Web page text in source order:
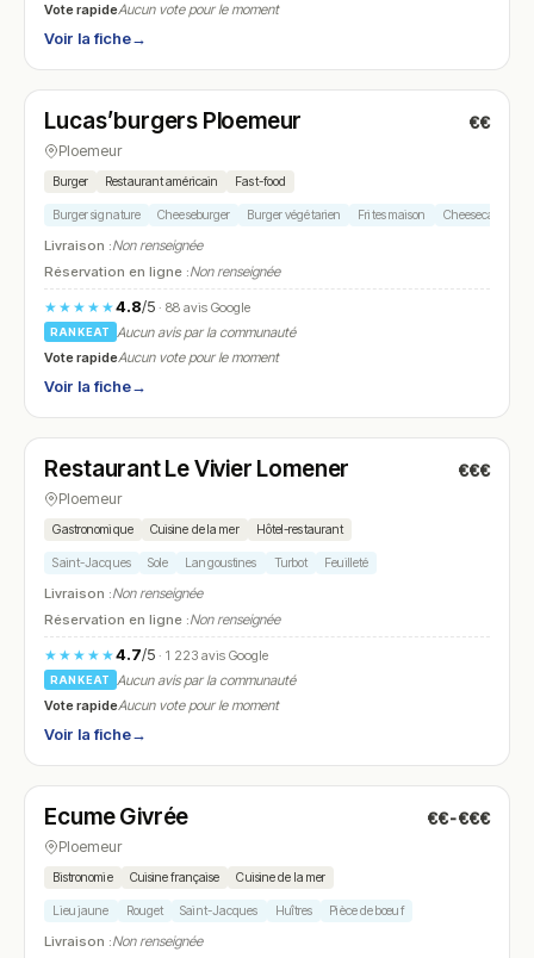
Vote rapideAucun vote pour le moment
Voir la fiche→
N° 10
Lucas’burgers Ploemeur €€
Ploemeur
Burger Restaurant américain Fast-food
Burger signature Cheeseburger Burger végétarien Frites maison Cheesecake
Livraison :Non renseignée
Réservation en ligne :Non renseignée
★★★★★4.8/5· 88 avis Google
RANKEAT
Aucun avis par la communauté
Vote rapideAucun vote pour le moment
Voir la fiche→
N° 11
Restaurant Le Vivier Lomener €€€
Ploemeur
Gastronomique Cuisine de la mer Hôtel-restaurant
Saint-Jacques Sole Langoustines Turbot Feuilleté
Livraison :Non renseignée
Réservation en ligne :Non renseignée
★★★★★4.7/5· 1 223 avis Google
RANKEAT
Aucun avis par la communauté
Vote rapideAucun vote pour le moment
Voir la fiche→
N° 12
Ecume Givrée €€-€€€
Ploemeur
Bistronomie Cuisine française Cuisine de la mer
Lieu jaune Rouget Saint-Jacques Huîtres Pièce de bœuf
Livraison :Non renseignée